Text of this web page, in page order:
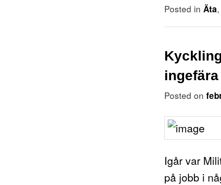
Posted in Äta
ingefära
Posted on
Igår var
på jobb i